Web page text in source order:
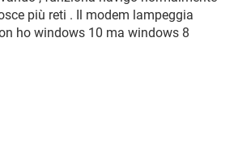
più reti . Il modem lampeggia
ho windows 10 ma windows 8